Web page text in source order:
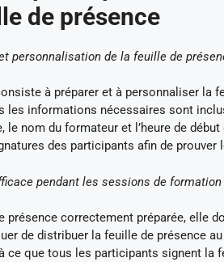
de présence
personnalisation de la feuille de
à préparer et à personnaliser
les informations nécessaires sont
le nom du formateur et l’heure de
des participants afin de prouver
pendant les sessions de formation
présence correctement préparée, elle
de distribuer la feuille de présence
ce que tous les participants signent la